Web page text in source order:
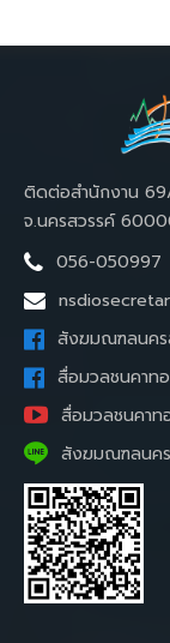
ติดต่อสำนักงาน
จ.นครสวรรค์
056-050997
สังฆมณฑลนคร
สื่อมวลชนคาท
สื่อมวลชนคา
สังฆมณฑลนค